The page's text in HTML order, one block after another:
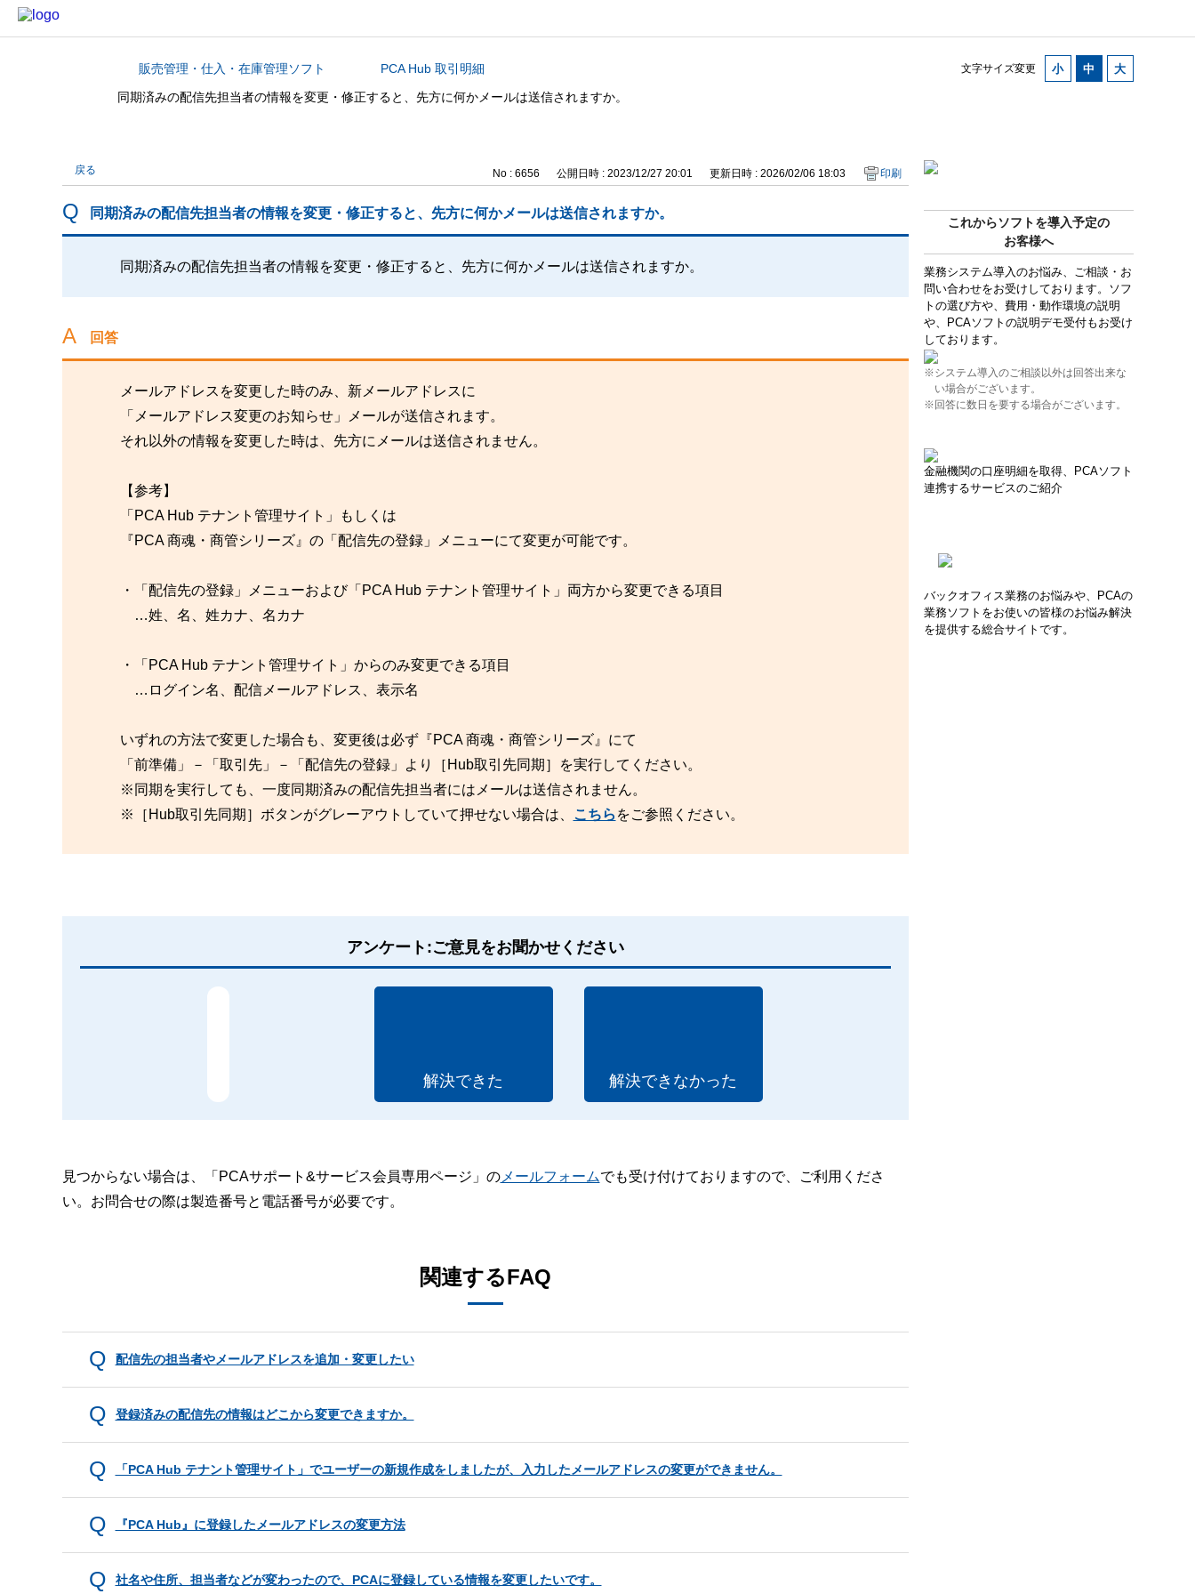
文字サイズ変更
カテゴリから探す販売管理・仕入・在庫管理ソフト
PCA Hub 取引明細
同期済みの配信先担当者の情報を変更・修正すると、先方に何かメールは送信されますか。
これからソフトを導入予定の
お客様へ
業務システム導入のお悩み、ご相談・お
問い合わせをお受けしております。ソフ
トの選び方や、費用・動作環境の説明
や、PCAソフトの説明デモ受付もお受け
しております。
※システム導入のご相談以外は回答出来な
い場合がございます。
※回答に数日を要する場合がございます。
金融機関の口座明細を取得、PCAソフト
連携するサービスのご紹介
バックオフィス業務のお悩みや、PCAの
業務ソフトをお使いの皆様のお悩み解決
を提供する総合サイトです。
戻る No : 6656 公開日時 : 2023/12/27 20:01 更新日時 : 2026/02/06 18:03 印刷
同期済みの配信先担当者の情報を変更・修正すると、先方に何かメールは送信されますか。
同期済みの配信先担当者の情報を変更・修正すると、先方に何かメールは送信されますか。
回答
メールアドレスを変更した時のみ、新メールアドレスに
「メールアドレス変更のお知らせ」メールが送信されます。
それ以外の情報を変更した時は、先方にメールは送信されません。
【参考】
「PCA Hub テナント管理サイト」もしくは
『PCA 商魂・商管シリーズ』の「配信先の登録」メニューにて変更が可能です。
・「配信先の登録」メニューおよび「PCA Hub テナント管理サイト」両方から変更できる項目
…姓、名、姓カナ、名カナ
・「PCA Hub テナント管理サイト」からのみ変更できる項目
…ログイン名、配信メールアドレス、表示名
いずれの方法で変更した場合も、変更後は必ず『PCA 商魂・商管シリーズ』にて
「前準備」－「取引先」－「配信先の登録」より［Hub取引先同期］を実行してください。
※同期を実行しても、一度同期済みの配信先担当者にはメールは送信されません。
※［Hub取引先同期］ボタンがグレーアウトしていて押せない場合は、 こちら をご参照ください。
アンケート:ご意見をお聞かせください
解決できた 解決できなかった
見つからない場合は、「PCAサポート&サービス会員専用ページ」のメールフォームでも受け付けておりますので、ご利用くださ
い。お問合せの際は製造番号と電話番号が必要です。
関連するFAQ
配信先の担当者やメールアドレスを追加・変更したい
登録済みの配信先の情報はどこから変更できますか。
「PCA Hub テナント管理サイト」でユーザーの新規作成をしましたが、入力したメールアドレスの変更ができません。
『PCA Hub』に登録したメールアドレスの変更方法
社名や住所、担当者などが変わったので、PCAに登録している情報を変更したいです。